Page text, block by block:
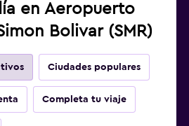
en Aeropuerto
Bolivar (SMR)
Ciudades populares
Completa tu viaje